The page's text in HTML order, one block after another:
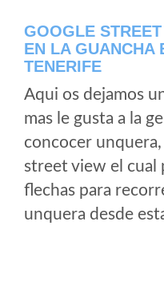
GOOGLE
EN LA GUANCHA
TENERIFE
Aqui os dejamos
mas le gusta a la
concocer
street view el cual
flechas para
unquera desde